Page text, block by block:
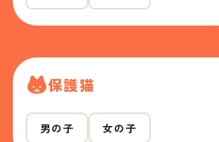
保護猫
男の子 女の子